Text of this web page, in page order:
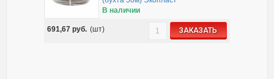
В наличии
691,67руб. (шт) ЗАКАЗАТЬ